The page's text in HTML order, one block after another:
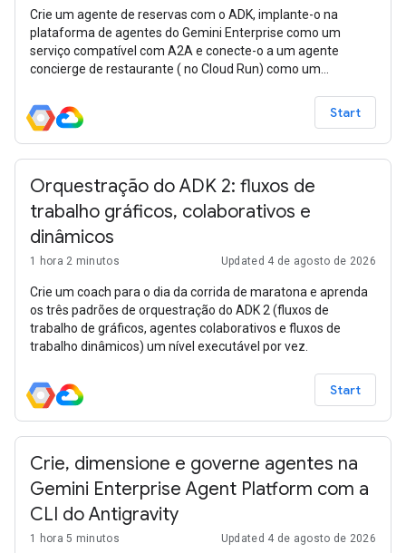
Crie um agente de reservas com o ADK, implante-o na
plataforma de agentes do Gemini Enterprise como um
serviço compatível com A2A e conecte-o a um agente
concierge de restaurante ( no Cloud Run) como um
multiagente em que a pesquisa de cardápio e as reservas
são processadas por agentes separados e implantados de
forma independente.
Start
Orquestração do ADK 2: fluxos de
trabalho gráficos, colaborativos e
dinâmicos
1 hora 2 minutos Updated 4 de agosto de 2026
Crie um coach para o dia da corrida de maratona e aprenda
os três padrões de orquestração do ADK 2 (fluxos de
trabalho de gráficos, agentes colaborativos e fluxos de
trabalho dinâmicos) um nível executável por vez.
Start
Crie, dimensione e governe agentes na
Gemini Enterprise Agent Platform com a
CLI do Antigravity
1 hora 5 minutos Updated 4 de agosto de 2026